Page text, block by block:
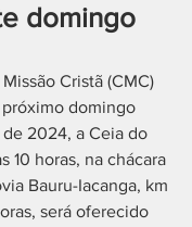
domingo
Cristã (CMC)
domingo
2024, a Ceia do
10 horas, na chácara
Bauru-Iacanga, km
será oferecido